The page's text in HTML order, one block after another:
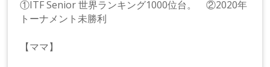
①ITF Senior 世界ランキング1000位台。 ②2020年
トーナメント未勝利
【ママ】